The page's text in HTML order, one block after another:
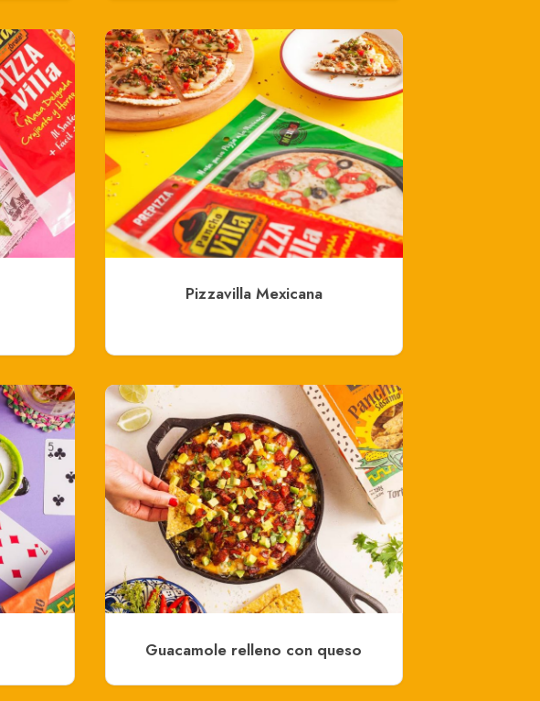
Pizzavilla Mexicana
Guacamole relleno con queso